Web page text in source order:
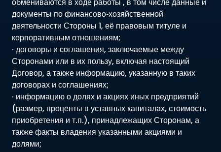
документы по финансово‑хозяйственной
деятельности Стороны 1, её правовым титуле и
корпоративным отношениям;
· договоры и соглашения, заключаемые между
Сторонами или в их пользу, включая настоящий
Договор, а также информацию, указанную в таких
договорах и соглашениях;
· информацию о долях и акциях иных предприятий
(размер, проценты в уставных капиталах, стоимость
приобретения и т.п.), принадлежащих Сторонам, а
также факты владения указанными акциями и
долями;